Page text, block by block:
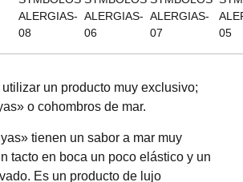
un producto muy exclusivo;
o cohombros de mar.
tienen un sabor a mar muy
tacto en boca un poco elástico y un
Es un producto de lujo